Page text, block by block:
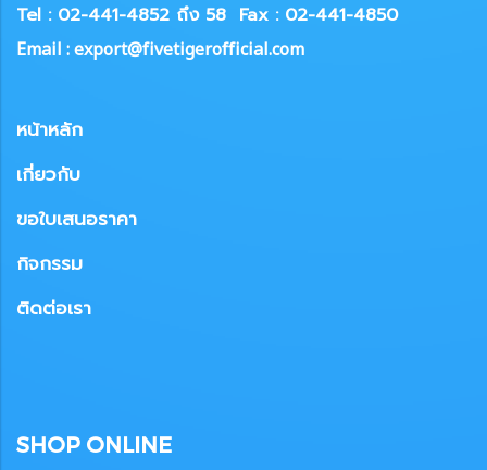
Tel : 02-441-4852 ถึง 58 Fax : 02-441-4850
Email : export@fivetigerofficial.com
หน้าหลัก
เกี่ยวกับ
ขอใบเสนอราคา
กิจกรรม
ติดต่อเรา
SHOP ONLINE